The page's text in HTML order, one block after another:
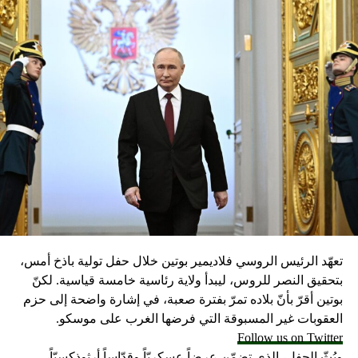
تعهّد الرئيس الروسي فلاديمير بوتين خلال حفل تولية باذخ أمس،
بتحقيق النصر للروس، ليبدأ ولاية رئاسية خامسة قياسية. لكنّ
بوتين أقرّ بأنّ بلاده تمرّ بفترة صعبة، في إشارة واضحة إلى حزم
العقوبات غير المسبوقة التي فرضها الغرب على موسكو.
Follow us on Twitter